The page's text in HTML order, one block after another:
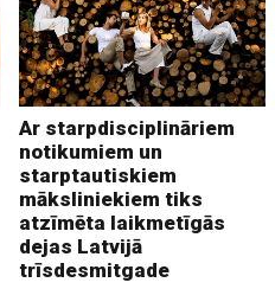
Ar starpdisciplināriem
notikumiem un
starptautiskiem
māksliniekiem tiks
atzīmēta laikmetīgās
dejas Latvijā
trīsdesmitgade